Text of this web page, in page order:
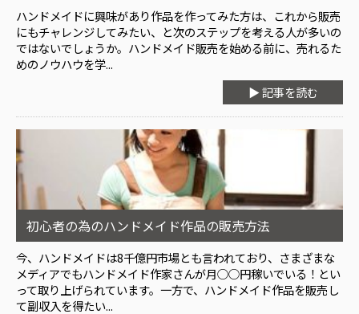
ハンドメイドに興味があり作品を作ってみた方は、これから販売
にもチャレンジしてみたい、と次のステップを考える人が多いの
ではないでしょうか。ハンドメイド販売を始める前に、売れるた
めのノウハウを学...
▶ 記事を読む
初心者の為のハンドメイド作品の販売方法
今、ハンドメイドは8千億円市場とも言われており、さまざまな
メディアでもハンドメイド作家さんが月○○円稼いでいる！とい
って取り上げられています。一方で、ハンドメイド作品を販売し
て副収入を得たい...